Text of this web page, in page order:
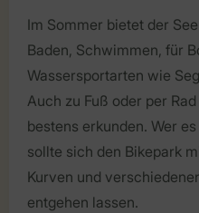
Im Sommer bietet der
Baden, Schwimmen, für
Wassersportarten wie
Auch zu Fuß oder per
bestens erkunden. Wer
sollte sich den Bikepark
Kurven und
entgehen lassen.